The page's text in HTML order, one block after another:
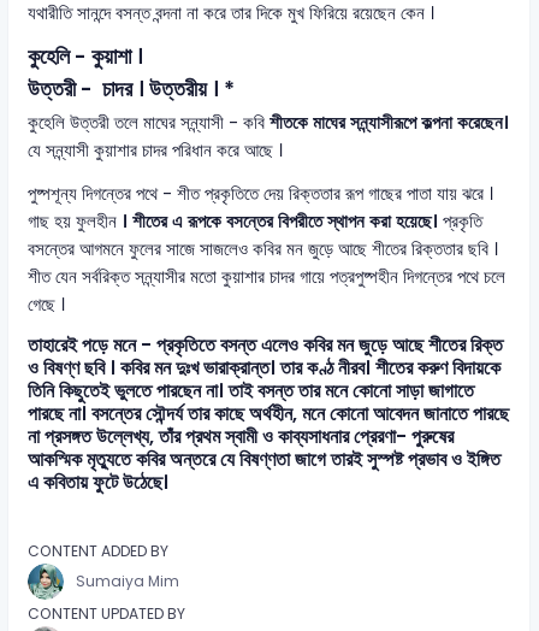
যথারীতি সানন্দে বসন্ত বন্দনা না করে তার দিকে মুখ ফিরিয়ে রয়েছেন কেন ।
কুহেলি - কুয়াশা ।
উত্তরী - চাদর । উত্তরীয় । *
কুহেলি উত্তরী তলে মাঘের সন্ন্যাসী - কবিশীতকে মাঘের সন্ন্যাসীরূপে কল্পনা করেছেন।
যে সন্ন্যাসী কুয়াশার চাদর পরিধান করে আছে ।
পুষ্পশূন্য দিগন্তের পথে - শীত প্রকৃতিতে দেয় রিক্ততার রূপ গাছের পাতা যায় ঝরে ।
গাছ হয় ফুলহীন । শীতের এ রূপকে বসন্তের বিপরীতে স্থাপন করা হয়েছে। প্রকৃতি
বসন্তের আগমনে ফুলের সাজে সাজলেও কবির মন জুড়ে আছে শীতের রিক্ততার ছবি ।
শীত যেন সর্বরিক্ত সন্ন্যাসীর মতো কুয়াশার চাদর গায়ে পত্রপুষ্পহীন দিগন্তের পথে চলে
গেছে ।
তাহারেই পড়ে মনে - প্রকৃতিতে বসন্ত এলেও কবির মন জুড়ে আছে শীতের রিক্ত
ও বিষণ্ণ ছবি । কবির মন দুঃখ ভারাক্রান্ত। তার কণ্ঠ নীরব। শীতের করুণ বিদায়কে
তিনি কিছুতেই ভুলতে পারছেন না। তাই বসন্ত তার মনে কোনো সাড়া জাগাতে
পারছে না। বসন্তের সৌন্দর্য তার কাছে অর্থহীন, মনে কোনো আবেদন জানাতে পারছে
না প্রসঙ্গত উল্লেখ্য, তাঁর প্রথম স্বামী ও কাব্যসাধনার প্রেরণা- পুরুষের
আকস্মিক মৃত্যুতে কবির অন্তরে যে বিষণ্ণতা জাগে তারই সুস্পষ্ট প্রভাব ও ইঙ্গিত
এ কবিতায় ফুটে উঠেছে।
CONTENT ADDED BY
Sumaiya Mim
CONTENT UPDATED BY